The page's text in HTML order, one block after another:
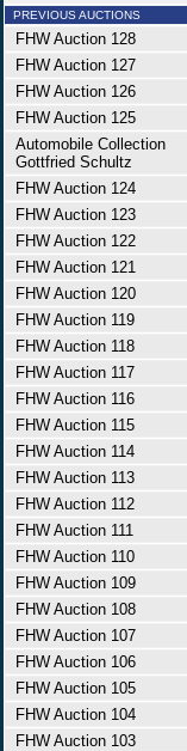
PREVIOUS AUCTIONS
FHW Auction 128
FHW Auction 127
FHW Auction 126
FHW Auction 125
Automobile Collection
Gottfried Schultz
FHW Auction 124
FHW Auction 123
FHW Auction 122
FHW Auction 121
FHW Auction 120
FHW Auction 119
FHW Auction 118
FHW Auction 117
FHW Auction 116
FHW Auction 115
FHW Auction 114
FHW Auction 113
FHW Auction 112
FHW Auction 111
FHW Auction 110
FHW Auction 109
FHW Auction 108
FHW Auction 107
FHW Auction 106
FHW Auction 105
FHW Auction 104
FHW Auction 103